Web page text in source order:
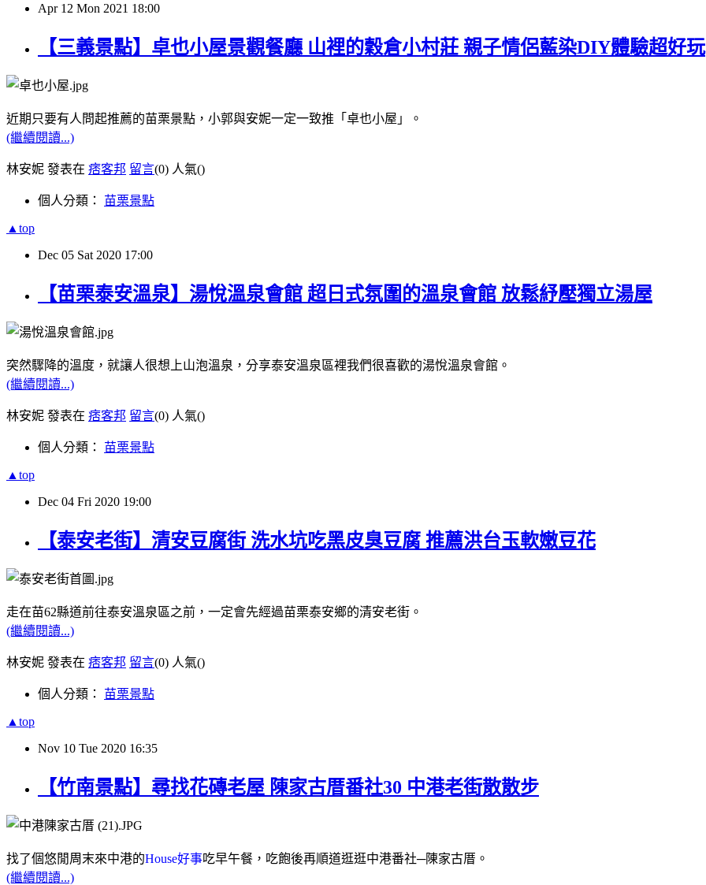
Apr 12 Mon 2021 18:00
【三義景點】卓也小屋景觀餐廳 山裡的穀倉小村莊 親子情侶藍染DIY體驗超好玩
近期只要有人問起推薦的苗栗景點，小郭與安妮一定一致推「卓也小屋」。
(繼續閱讀...)
林安妮 發表在 痞客邦 留言(0) 人氣()
個人分類： 苗栗景點
▲top
Dec 05 Sat 2020 17:00
【苗栗泰安溫泉】湯悅溫泉會館 超日式氛圍的溫泉會館 放鬆紓壓獨立湯屋
突然驟降的溫度，就讓人很想上山泡溫泉，分享泰安溫泉區裡我們很喜歡的湯悅溫泉會館。
(繼續閱讀...)
林安妮 發表在 痞客邦 留言(0) 人氣()
個人分類： 苗栗景點
▲top
Dec 04 Fri 2020 19:00
【泰安老街】清安豆腐街 洗水坑吃黑皮臭豆腐 推薦洪台玉軟嫩豆花
走在苗62縣道前往泰安溫泉區之前，一定會先經過苗栗泰安鄉的清安老街。
(繼續閱讀...)
林安妮 發表在 痞客邦 留言(0) 人氣()
個人分類： 苗栗景點
▲top
Nov 10 Tue 2020 16:35
【竹南景點】尋找花磚老屋 陳家古厝番社30 中港老街散散步
找了個悠閒周末來中港的House好事吃早午餐，吃飽後再順道逛逛中港番社─陳家古厝。
(繼續閱讀...)